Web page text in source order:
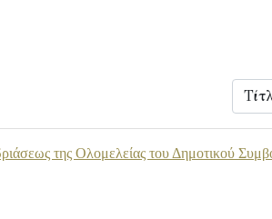
της Ολομελείας του Δημοτικού